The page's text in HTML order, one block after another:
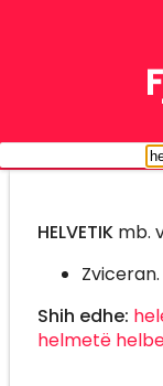
HELVETIKmb.
Shih edhe:
helmetë